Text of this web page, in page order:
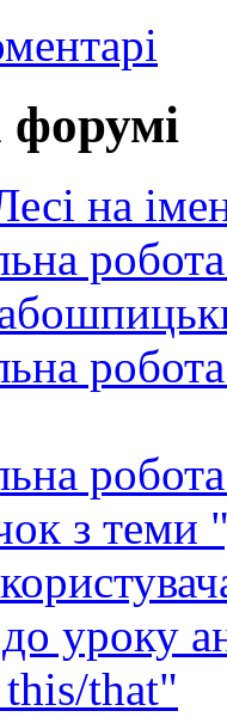
форумі
на
з теми
уроку
this/that"